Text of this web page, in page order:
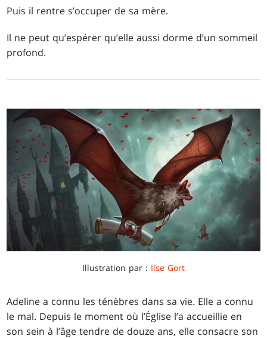
Puis il rentre s’occuper de sa mère.
Il ne peut qu’espérer qu’elle aussi dorme d’un sommeil
profond.
Illustration par : Ilse Gort
Adeline a connu les ténèbres dans sa vie. Elle a connu
le mal. Depuis le moment où l’Église l’a accueillie en
son sein à l’âge tendre de douze ans, elle consacre son